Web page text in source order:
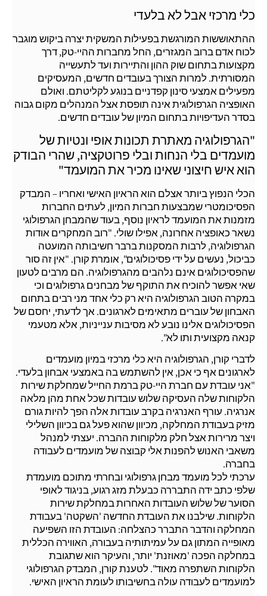
כלי מרכזי אבל לא בלעדי
ההתאוששות המורגשת בפעילות המשקית יצרה ביקוש מוגבר
לכוח אדם ברוב המגזרים, החל מחברות ההיי-טק, דרך
מקצועות בתחום שוק ההון והתיירות ועד לתעשייה
המסורתית. למרות הצורך בעובדים חדשים, המעסיקים
מפעילים אמצעי סינון קפדניים בנוגע לקליטתם. ואולם
האופציה הגרפולוגית אינה תופסת אצל המנהלים מקום גבוה
בסדר העדיפויות בתחום המיון של עובדים חדשים.
"הגרפולוגיה מאתרת תכונות אופי ונטיות של
מועמדים בלי הנחות ובלי פרוטקציה, שהרי הבודק
הוא איש חיצוני שאינו מכיר את המועמד"
הכלי הנפוץ ביותר אצלם הוא הראיון האישי ואחריו – המבדק
הפסיכומטרי שמבצעות חברות המיון, לעתים החברות
מזמנות את המועמד לראיון נוסף, בעוד שהמבחן הגרפולוגי
נשאר כאופציה אחרונה, אפילו שולי. "רוב המחקרים אודות
הגרפולוגיה, לרבות המסקנות ברבר חשיבותה המועטה
כביכול, נעשים על ידי פסיכולוגים", אומרת קורן. "אין זה סור
שהפסיכולוגים אינם נלהבים מהגרפולוגיה. הם מרבים לטעון
שאי אפשר להוכיח את התוקף של מבחנים גרפולוגים וכי
במקרה הטוב הגרפולוגיה היא רק כלי אחד מני רבים בתחום
האבחון של עוברים מתאימים לארגונים. אך לדעתי, יחסם של
הפסיכולוגים אלינו נובע לא מסיבות ענייניות, אלא מטעמי
קנאה מקצועית ותו לא".
לדברי קורן, הגרפולוגיה היא כלי מרכזי במיון מועמדים
לארגונים אף כי אכן, אין להשתמש בה באמצעי אבחון בלעדי.
"אני עובדת עם חברת היי-טק ברמת החייל שמחלקת שירות
הלקוחות שלה העסיקה שלוש עובדות שכל אחת מהן מלאה
אנרגיה. עורף האנרגיה בקרב עובדות אלה הפך להיות גורם
מזיק בעבודת המחלקה, מכיוון שהוא פעל גם בכיוון השלילי
ויצר מרירות אצל חלק מלקוחות ההברה. יעצתי למנהל
משאבי האנוש להפנות אלי קבוצה של מועמדים לעבודה
בחברה.
ערכתי לכל מועמד מבחן גרפולוגי ובחרתי מתוכם מועמדת
שלפי כתב ידה התבררה כבעלת מזג רגוע, בניגוד לאופי
הסוער של שלוש העובדות האחרות במחלקת שירות
הלקוחות. שילבנו את העובדת החדשה 'השקטה' בעבודת
המחלקה והדבר התברר כהצלחה: העובדת הזו השפיעה
מאופייה המתון גם על עמיתותיה בעבורה, האווירה הכללית
במחלקה הפכה 'מאוזנת' יותר, והעיקר הוא שתגובת
הלקוחות השתפרה מאוד". לטענת קורן, המבדק הגרפולוגי
למועמדים לעבודה עולה בחשיבותו לעומת הראיון האישי.